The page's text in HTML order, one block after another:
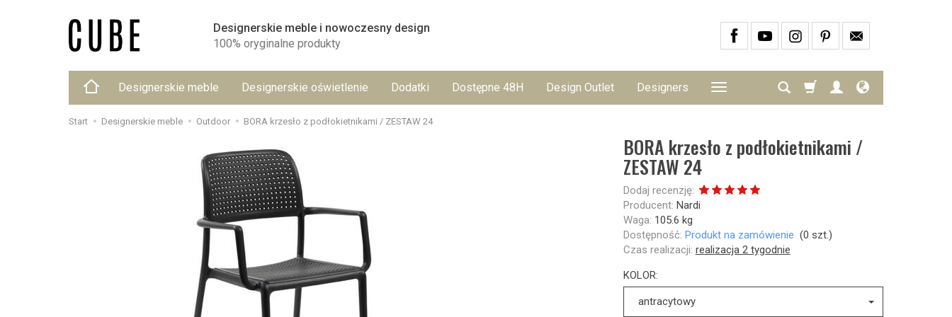
Designerskie meble i nowoczesny design
100% oryginalne produkty
Designerskie meble Designerskie oświetlenie Dodatki Dostępne 48H Design Outlet Designers
Start Designerskie meble Outdoor BORA krzesło z podłokietnikami / ZESTAW 24
BORA krzesło z podłokietnikami /
ZESTAW 24
Dodaj recenzję:
Producent: Nardi
Waga: 105.6 kg
Dostępność: Produkt na zamówienie (0 szt.)
Czas realizacji: realizacja 2 tygodnie
KOLOR:
antracytowy